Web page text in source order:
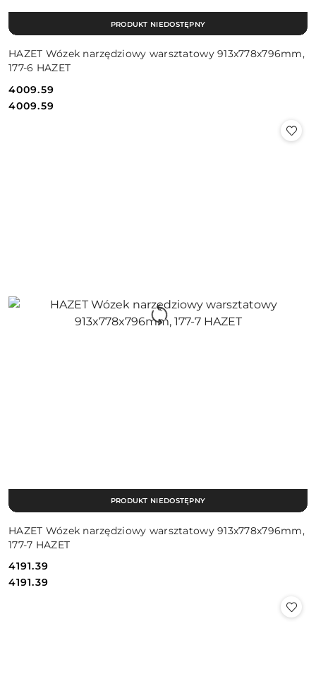
HAZET Wózek narzędziowy warsztatowy 913x778x796mm,
177-6 HAZET
Cena:
4009.59
Cena:
4009.59
PRODUKT NIEDOSTĘPNY
HAZET Wózek narzędziowy warsztatowy 913x778x796mm,
177-7 HAZET
Cena:
4191.39
Cena:
4191.39
PRODUKT NIEDOSTĘPNY